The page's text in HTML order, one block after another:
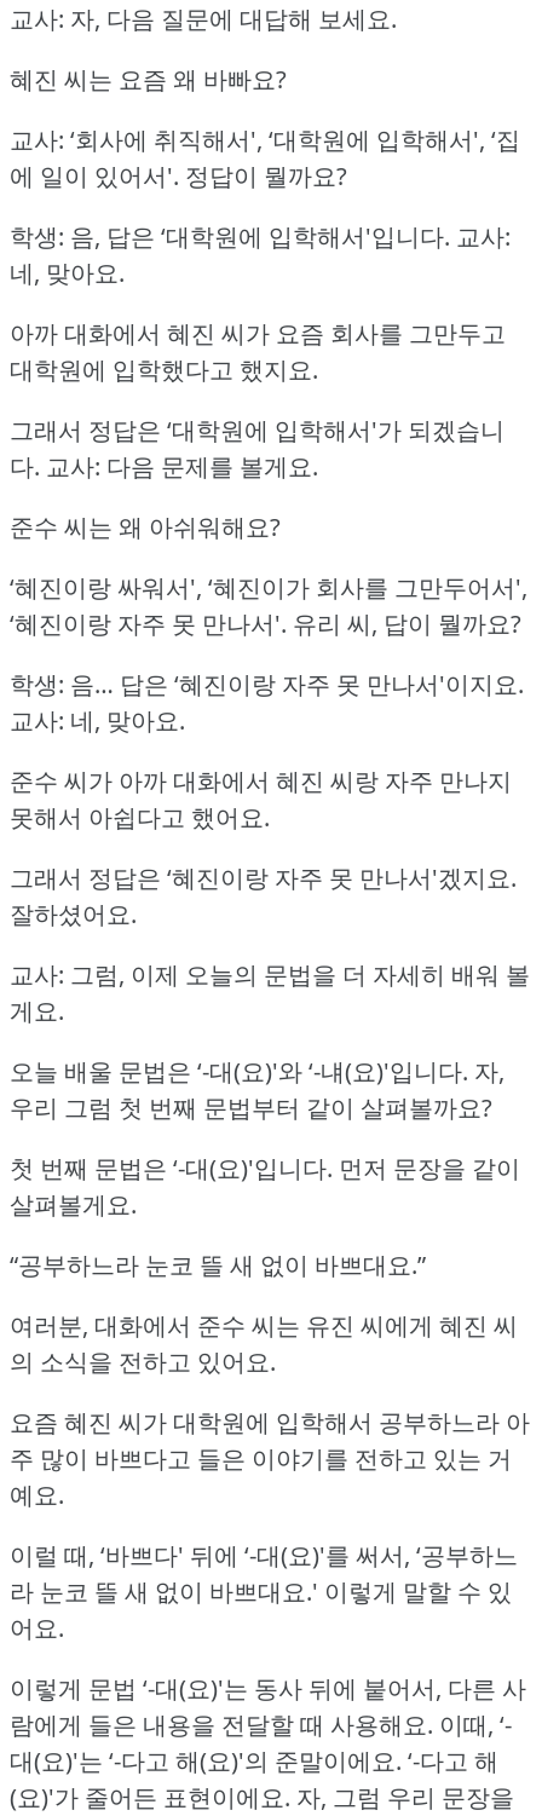
교사: 자, 다음 질문에 대답해 보세요.
혜진 씨는 요즘 왜 바빠요?
교사: ‘회사에 취직해서', ‘대학원에 입학해서', ‘집
에 일이 있어서'. 정답이 뭘까요?
학생: 음, 답은 ‘대학원에 입학해서'입니다. 교사:
네, 맞아요.
아까 대화에서 혜진 씨가 요즘 회사를 그만두고
대학원에 입학했다고 했지요.
그래서 정답은 ‘대학원에 입학해서'가 되겠습니
다. 교사: 다음 문제를 볼게요.
준수 씨는 왜 아쉬워해요?
‘혜진이랑 싸워서', ‘혜진이가 회사를 그만두어서',
‘혜진이랑 자주 못 만나서'. 유리 씨, 답이 뭘까요?
학생: 음… 답은 ‘혜진이랑 자주 못 만나서'이지요.
교사: 네, 맞아요.
준수 씨가 아까 대화에서 혜진 씨랑 자주 만나지
못해서 아쉽다고 했어요.
그래서 정답은 ‘혜진이랑 자주 못 만나서'겠지요.
잘하셨어요.
교사: 그럼, 이제 오늘의 문법을 더 자세히 배워 볼
게요.
오늘 배울 문법은 ‘-대(요)'와 ‘-냬(요)'입니다. 자,
우리 그럼 첫 번째 문법부터 같이 살펴볼까요?
첫 번째 문법은 ‘-대(요)'입니다. 먼저 문장을 같이
살펴볼게요.
“공부하느라 눈코 뜰 새 없이 바쁘대요.”
여러분, 대화에서 준수 씨는 유진 씨에게 혜진 씨
의 소식을 전하고 있어요.
요즘 혜진 씨가 대학원에 입학해서 공부하느라 아
주 많이 바쁘다고 들은 이야기를 전하고 있는 거
예요.
이럴 때, ‘바쁘다' 뒤에 ‘-대(요)'를 써서, ‘공부하느
라 눈코 뜰 새 없이 바쁘대요.' 이렇게 말할 수 있
어요.
이렇게 문법 ‘-대(요)'는 동사 뒤에 붙어서, 다른 사
람에게 들은 내용을 전달할 때 사용해요. 이때, ‘-
대(요)'는 ‘-다고 해(요)'의 준말이에요. ‘-다고 해
(요)'가 줄어든 표현이에요. 자, 그럼 우리 문장을